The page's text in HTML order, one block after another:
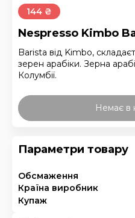
144 ₴
Nespresso Kimbo
Barista від Kimbo,
зерен арабіки. Зерна
Колумбії.
Немає в
Параметри товару
Обсмаження
Країна виробник
Купаж